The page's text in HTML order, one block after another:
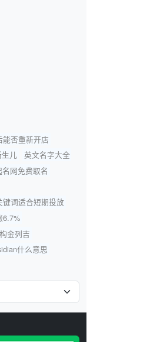
能否重新开店
儿
英文名字大全
网免费取名
键词适合短期投放
6.7%
金列吉
什么意思